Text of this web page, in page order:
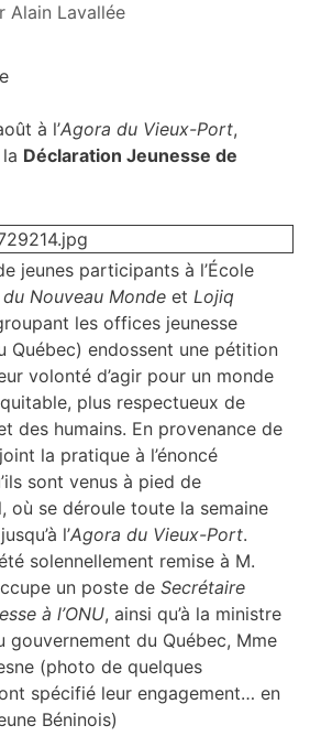
Alain Lavallée
à l’Agora du Vieux-Port,
Déclaration Jeunesse de
jeunes participants à l’École
du Nouveau Monde et Lojiq
les offices jeunesse
Québec) endossent une pétition
volonté d’agir pour un monde
plus respectueux de
des humains. En provenance de
la pratique à l’énoncé
sont venus à pied de
où se déroule toute la semaine
l’Agora du Vieux-Port.
solennellement remise à M.
un poste de Secrétaire
à l’ONU, ainsi qu’à la ministre
gouvernement du Québec, Mme
(photo de quelques
spécifié leur engagement… en
Béninois)